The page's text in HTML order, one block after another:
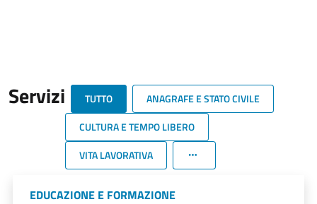
Servizi TUTTO
ANAGRAFE E STATO CIVILE
CULTURA E TEMPO LIBERO
VITA LAVORATIVA
EDUCAZIONE E FORMAZIONE